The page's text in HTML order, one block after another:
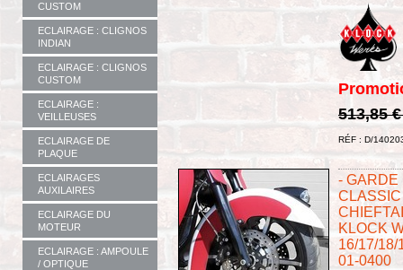
CUSTOM
ECLAIRAGE : CLIGNOS
INDIAN
ECLAIRAGE : CLIGNOS
CUSTOM
ECLAIRAGE :
VEILLEUSES
ECLAIRAGE DE
PLAQUE
ECLAIRAGES
AUXILAIRES
ECLAIRAGE DU
MOTEUR
ECLAIRAGE : AMPOULE
/ OPTIQUE
513,85
RÉF : D/
- GARDE
KLOCK
16/17/18/
01-0400